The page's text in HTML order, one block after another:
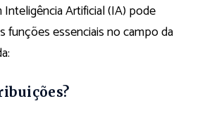
Artificial (IA) pode
funções essenciais no campo da